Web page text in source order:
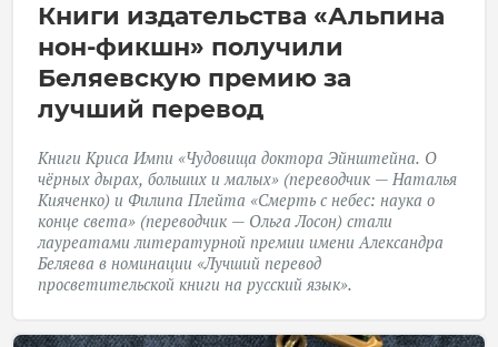
Книги издательства «Альпина
нон-фикшн» получили
Беляевскую премию за
лучший перевод
Книги Криса Импи «Чудовища доктора Эйнштейна. О
чёрных дырах, больших и малых» (переводчик — Наталья
Кияченко) и Филипа Плейта «Смерть с небес: наука о
конце света» (переводчик — Ольга Лосон) стали
лауреатами литературной премии имени Александра
Беляева в номинации «Лучший перевод
просветительской книги на русский язык».